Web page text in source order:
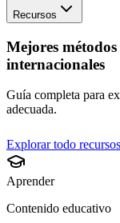
Recursos
Mejores
internacionales
Guía completa para
adecuada.
Explorar todo recursos
Aprender
Contenido educativo